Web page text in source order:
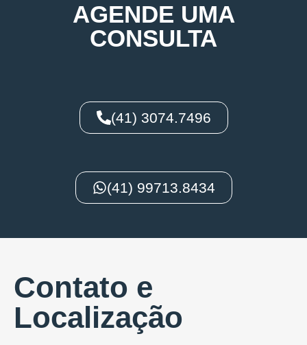
AGENDE UMA
CONSULTA
(41) 3074.7496
(41) 99713.8434
Contato e
Localização